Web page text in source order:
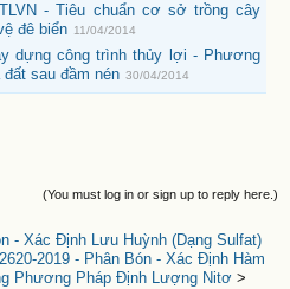
- Tiêu chuẩn cơ sở trồng cây
đê biển 11/04/2014
dựng công trình thủy lợi - Phương
sau đầm nén 30/04/2014
(You must log in or sign up to reply here.)
- Xác Định Lưu Huỳnh (Dạng Sulfat)
2019 - Phân Bón - Xác Định Hàm
Phương Pháp Định Lượng Nitơ>